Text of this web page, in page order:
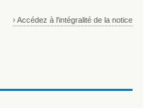
› Accédez à l'intégralité de la notice